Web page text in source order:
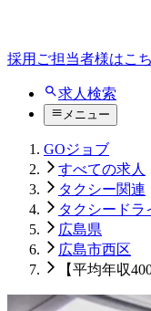
採用ご担当者様はこ
求人検索
メニュー
GOジョブ
すべての求人
タクシー関連
タクシードラ
広島県
広島市西区
【平均年収